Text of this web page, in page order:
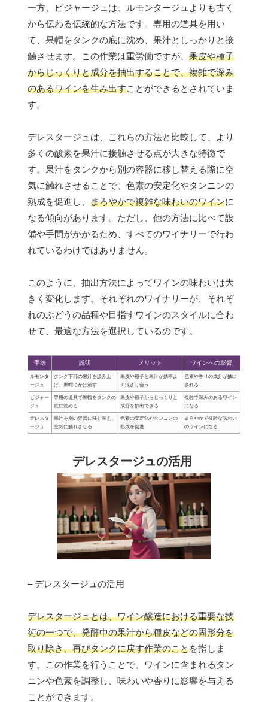
一方、ピジャージュは、ルモンタージュよりも古く
から伝わる伝統的な方法です。専用の道具を用い
て、果帽をタンクの底に沈め、果汁としっかりと接
触させます。この作業は重労働ですが、 果皮や種子
からじっくりと成分を抽出することで、複雑で深み
のあるワインを生み出すことができるとされていま
す。
デレスタージュは、これらの方法と比較して、より
多くの酸素を果汁に接触させる点が大きな特徴で
す。果汁をタンクから別の容器に移し替える際に空
気に触れさせることで、色素の安定化やタンニンの
熟成を促進し、 まろやかで複雑な味わいのワインに
なる傾向があります。ただし、他の方法に比べて設
備や手間がかかるため、すべてのワイナリーで行わ
れているわけではありません。
このように、抽出方法によってワインの味わいは大
きく変化します。それぞれのワイナリーが、それぞ
れのぶどうの品種や目指すワインのスタイルに合わ
せて、最適な方法を選択しているのです。
手法 説明 メリット ワインへの影響
ルモンタ
ージュ
タンク下部の果汁を汲み上
げ、果帽にかけ流す
果皮や種子と果汁が効率よ
く混ざり合う
色素や香りの成分が抽出
される
ピジャー
ジュ
専用の道具で果帽をタンクの
底に沈める
果皮や種子からじっくりと
成分を抽出できる
複雑で深みのあるワイン
になる
デレスタ
ージュ
果汁を別の容器に移し替え、
空気に触れさせる
色素の安定化やタンニンの
熟成を促進
まろやかで複雑な味わい
のワインになる
デレスタージュの活用
– デレスタージュの活用
デレスタージュとは、ワイン醸造における重要な技
術の一つで、発酵中の果汁から種皮などの固形分を
取り除き、再びタンクに戻す作業のことを指しま
す。この作業を行うことで、ワインに含まれるタン
ニンや色素を調整し、味わいや香りに影響を与える
ことができます。